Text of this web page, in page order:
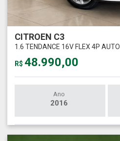
CITROEN C3
1.6 TENDANCE 16V FLEX 4P
R$ 48.990,00
Ano
2016